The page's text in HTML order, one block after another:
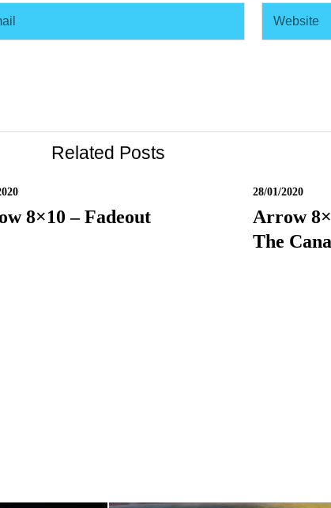
Related Posts
8×10 – Fadeout
28/01/2020
Arrow
The